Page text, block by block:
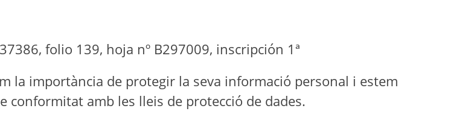
folio 139, hoja nº B297009, inscripción 1ª
la importància de protegir la seva informació personal i estem
amb les lleis de protecció de dades.